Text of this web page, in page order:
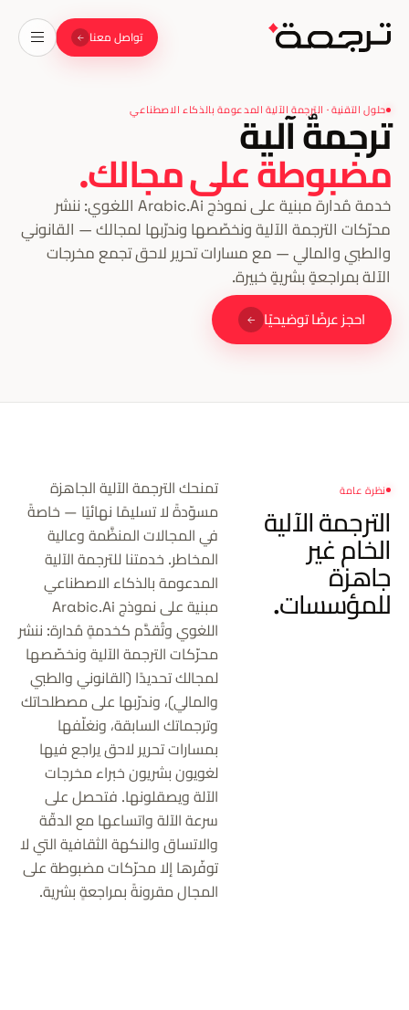
تواصل معنا
حلول التقنية · الترجمة الآلية المدعومة بالذكاء الاصطناعي
ترجمةٌ آلية
مضبوطة على مجالك.
خدمة مُدارة مبنية على نموذج Arabic.Ai اللغوي: ننشر
محرّكات الترجمة الآلية ونخصّصها وندرّبها لمجالك — القانوني
والطبي والمالي — مع مسارات تحرير لاحق تجمع مخرجات
الآلة بمراجعةٍ بشريةٍ خبيرة.
احجز عرضًا توضيحيًا
نظرة عامة
الترجمة الآلية
الخامغير
جاهزة
للمؤسسات.
تمنحك الترجمة الآلية الجاهزة
مسوّدةً لا تسليمًا نهائيًا — خاصةً
في المجالات المنظَّمة وعالية
المخاطر. خدمتنا للترجمة الآلية
المدعومة بالذكاء الاصطناعي
مبنية على نموذج Arabic.Ai
اللغوي وتُقدَّم كخدمةٍ مُدارة: ننشر
محرّكات الترجمة الآلية ونخصّصها
لمجالك تحديدًا (القانوني والطبي
والمالي)، وندرّبها على مصطلحاتك
وترجماتك السابقة، ونغلّفها
بمسارات تحرير لاحق يراجع فيها
لغويون بشريون خبراء مخرجات
الآلة ويصقلونها. فتحصل على
سرعة الآلة واتساعها مع الدقّة
والاتساق والنكهة الثقافية التي لا
توفّرها إلا محرّكات مضبوطة على
المجال مقرونةً بمراجعةٍ بشرية.